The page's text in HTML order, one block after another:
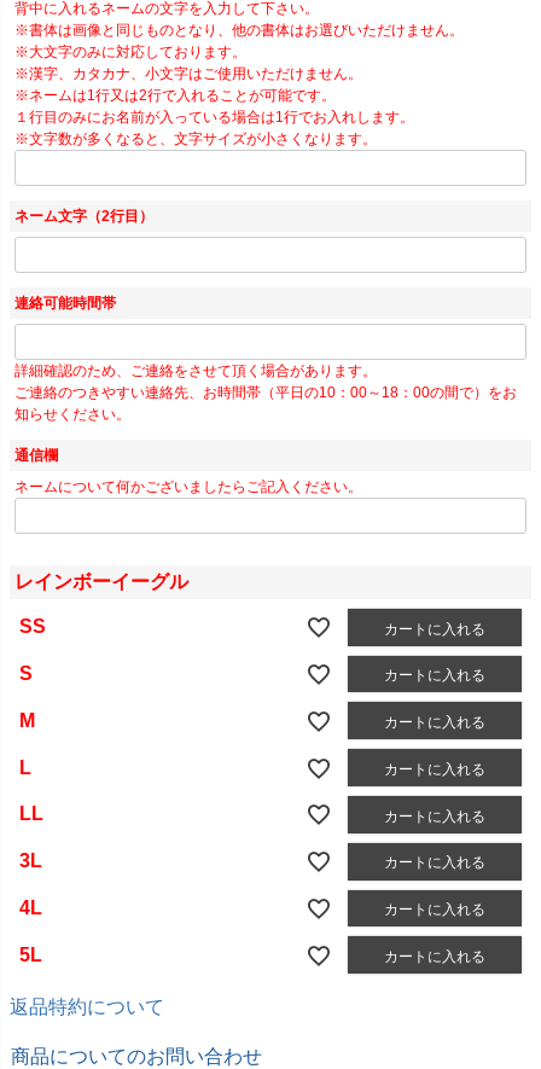
背中に入れるネームの文字を入力して下さい。
※書体は画像と同じものとなり、他の書体はお選びいただけません。
※大文字のみに対応しております。
※漢字、カタカナ、小文字はご使用いただけません。
※ネームは1行又は2行で入れることが可能です。
１行目のみにお名前が入っている場合は1行でお入れします。
※文字数が多くなると、文字サイズが小さくなります。
ネーム文字（2行目）
連絡可能時間帯
詳細確認のため、ご連絡をさせて頂く場合があります。
ご連絡のつきやすい連絡先、お時間帯（平日の10：00～18：00の間で）をお
知らせください。
通信欄
ネームについて何かございましたらご記入ください。
レインボーイーグル
SS カートに入れる
S カートに入れる
M カートに入れる
L カートに入れる
LL カートに入れる
3L カートに入れる
4L カートに入れる
5L カートに入れる
返品特約について
商品についてのお問い合わせ